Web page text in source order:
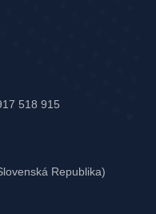
518 915
Republika)